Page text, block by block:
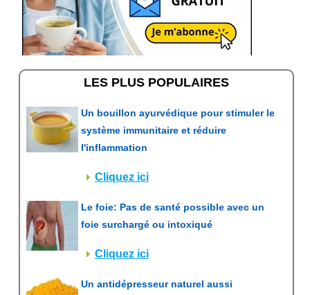
LES PLUS POPULAIRES
Un bouillon ayurvédique pour stimuler le
système immunitaire et réduire
l'inflammation
Cliquez ici
Le foie: Pas de santé possible avec un
foie surchargé ou intoxiqué
Cliquez ici
Un antidépresseur naturel aussi